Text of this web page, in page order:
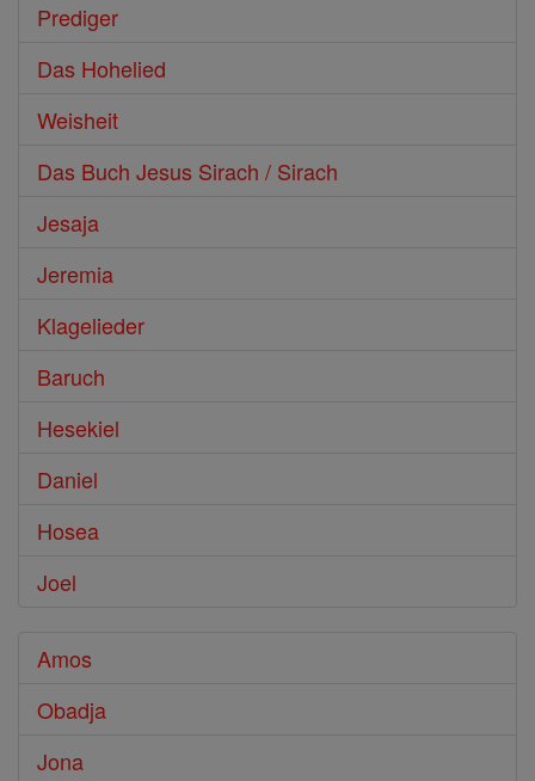
Prediger
Das Hohelied
Weisheit
Das Buch Jesus Sirach / Sirach
Jesaja
Jeremia
Klagelieder
Baruch
Hesekiel
Daniel
Hosea
Joel
Amos
Obadja
Jona